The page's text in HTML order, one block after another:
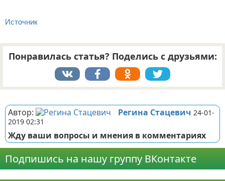
Источник
Понравилась статья? Поделись с друзьями:
Автор: Регина Стацевич 24-01-
2019 02:31
Жду ваши вопросы и мнения в комментариях
Подпишись на нашу группу ВКонтакте